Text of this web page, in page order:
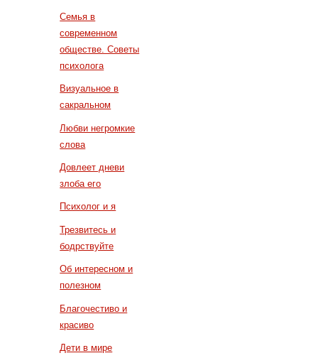
Семья в
современном
обществе. Советы
психолога
Визуальное в
сакральном
Любви негромкие
слова
Довлеет дневи
злоба его
Психолог и я
Трезвитесь и
бодрствуйте
Об интересном и
полезном
Благочестиво и
красиво
Дети в мире